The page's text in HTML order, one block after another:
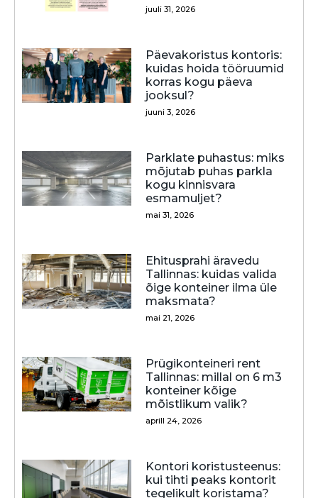
juuli 31, 2026
Päevakoristus kontoris:
kuidas hoida tööruumid
korras kogu päeva
jooksul?
juuni 3, 2026
Parklate puhastus: miks
mõjutab puhas parkla
kogu kinnisvara
esmamuljet?
mai 31, 2026
Ehitusprahi äravedu
Tallinnas: kuidas valida
õige konteiner ilma üle
maksmata?
mai 21, 2026
Prügikonteineri rent
Tallinnas: millal on 6 m3
konteiner kõige
mõistlikum valik?
aprill 24, 2026
Kontori koristusteenus:
kui tihti peaks kontorit
tegelikult koristama?